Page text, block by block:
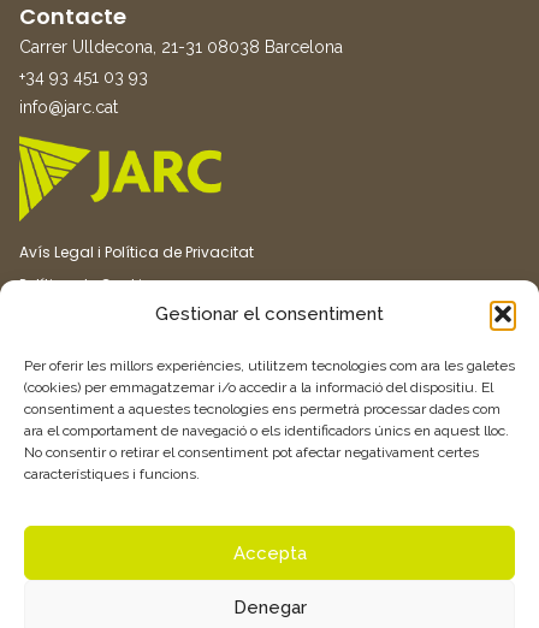
Gestionar el consentiment
Per oferir les millors experiències, utilitzem tecnologies com ara les galetes
(cookies) per emmagatzemar i/o accedir a la informació del dispositiu. El
consentiment a aquestes tecnologies ens permetrà processar dades com
ara el comportament de navegació o els identificadors únics en aquest lloc.
No consentir o retirar el consentiment pot afectar negativament certes
característiques i funcions.
Accepta
Denegar
Contacte
Carrer Ulldecona, 21-31 08038 Barcelona
+34 93 451 03 93
info@jarc.cat
Avís Legal i Política de Privacitat
Política de Cookies
Vull rebre més informació